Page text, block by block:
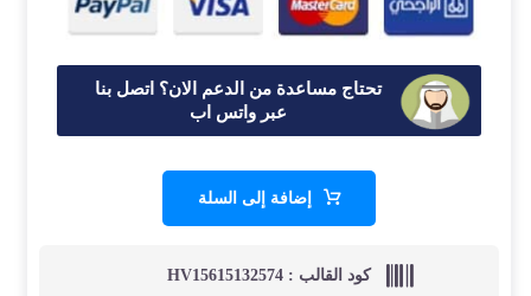
تحتاج مساعدة من الدعم الان؟ اتصل بنا
عبر واتس اب
إضافة إلى السلة
كود القالب : HV15615132574